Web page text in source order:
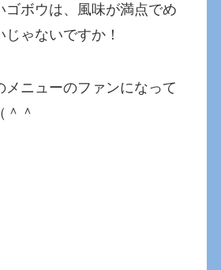
ゴボウは、風味が満点でめ
ゃないですか！
メニューのファンになって
＾＾